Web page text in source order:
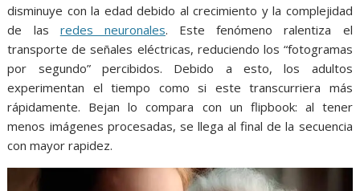
disminuye con la edad debido al crecimiento y la complejidad
de las redes neuronales. Este fenómeno ralentiza el
transporte de señales eléctricas, reduciendo los “fotogramas
por segundo” percibidos. Debido a esto, los adultos
experimentan el tiempo como si este transcurriera más
rápidamente. Bejan lo compara con un flipbook: al tener
menos imágenes procesadas, se llega al final de la secuencia
con mayor rapidez.